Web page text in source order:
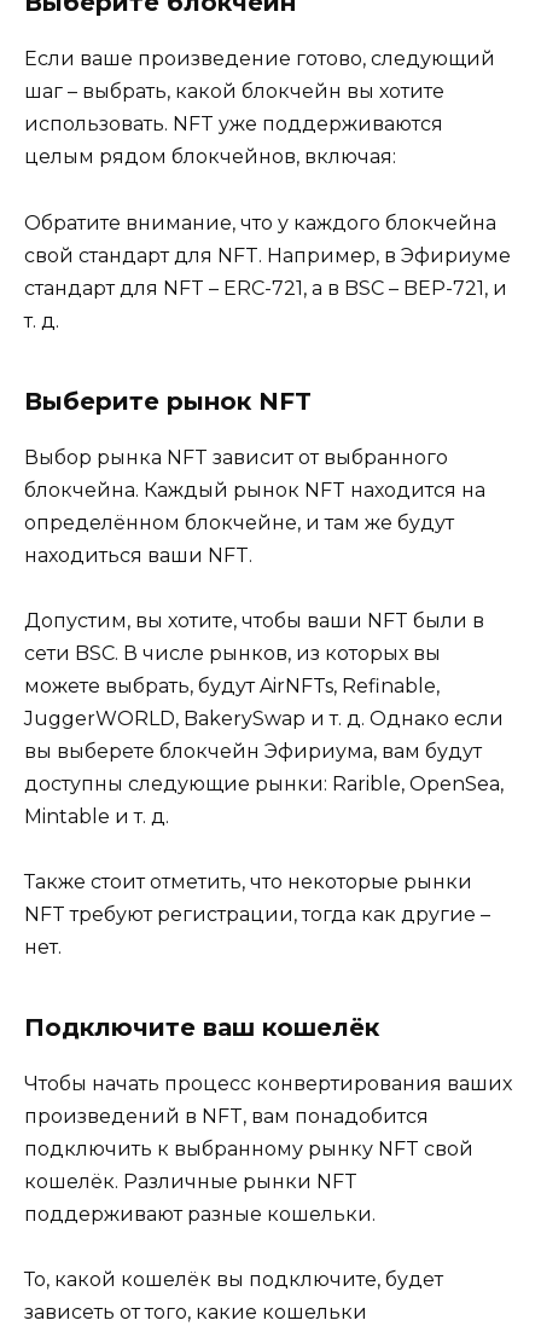
Если ваше произведение готово, следующий
шаг – выбрать, какой блокчейн вы хотите
использовать. NFT уже поддерживаются
целым рядом блокчейнов, включая:
Обратите внимание, что у каждого блокчейна
свой стандарт для NFT. Например, в Эфириуме
стандарт для NFT – ERC-721, а в BSC – BEP-721, и
т. д.
Выберите рынок NFT
Выбор рынка NFT зависит от выбранного
блокчейна. Каждый рынок NFT находится на
определённом блокчейне, и там же будут
находиться ваши NFT.
Допустим, вы хотите, чтобы ваши NFT были в
сети BSC. В числе рынков, из которых вы
можете выбрать, будут AirNFTs, Refinable,
JuggerWORLD, BakerySwap и т. д. Однако если
вы выберете блокчейн Эфириума, вам будут
доступны следующие рынки: Rarible, OpenSea,
Mintable и т. д.
Также стоит отметить, что некоторые рынки
NFT требуют регистрации, тогда как другие –
нет.
Подключите ваш кошелёк
Чтобы начать процесс конвертирования ваших
произведений в NFT, вам понадобится
подключить к выбранному рынку NFT свой
кошелёк. Различные рынки NFT
поддерживают разные кошельки.
То, какой кошелёк вы подключите, будет
зависеть от того, какие кошельки